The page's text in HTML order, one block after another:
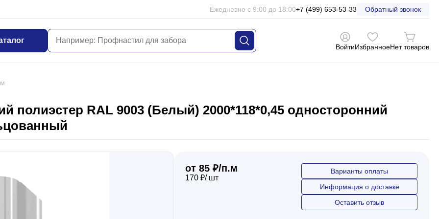
Ежедневно с 9:00 до 18:00+7 (499) 653-53-33 Обратный звонок
ВойтиИзбранноеНет товаров
полиэстер RAL 9003 (Белый) 2000*118*0,45 односторонний
от 85 ₽/п.м
170 ₽/ шт
Варианты оплаты
Информация о доставке
Оставить отзыв